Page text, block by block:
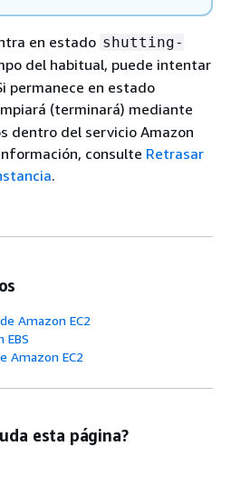
en estado shutting-
del habitual, puede intentar
permanece en estado
(terminará) mediante
dentro del servicio Amazon
consulte Retrasar
.
Amazon EC2
EBS
Amazon EC2
esta página?